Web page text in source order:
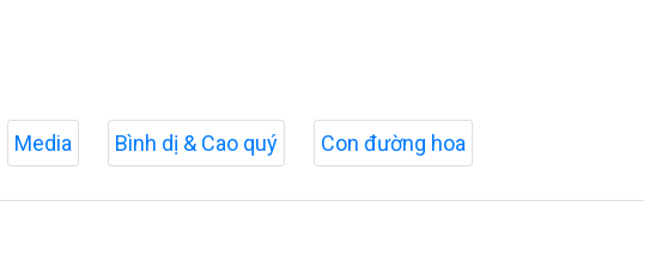
Media Bình dị & Cao quý Con đường hoa